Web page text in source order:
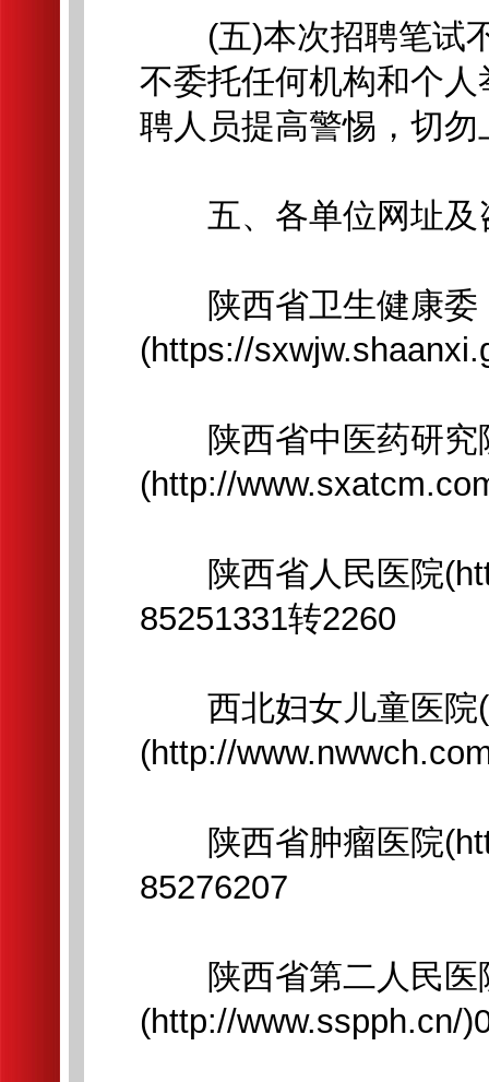
(五)本次招聘笔试不
不委托任何机构和个
聘人员提高警惕，切勿
五、各单位网址及
陕西省卫生健康委
(https://
陕西省中医药研究
(http://
陕西省人民医院
85251331转2260
西北妇女儿童医院(
(http://
陕西省肿瘤医院
85276207
陕西省第二人民医
(http://www.sspph.cn/